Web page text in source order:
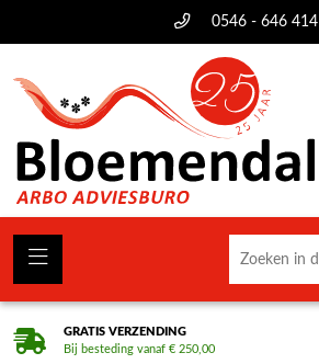
0546 - 646 414
GRATIS VERZENDING
Bij besteding vanaf € 250,00